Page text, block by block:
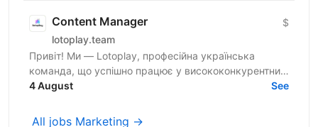
Content Manager
lotoplay.team
$
Привіт! Ми — Lotoplay, професійна українська
команда, що успішно працює у висококонкурентних
нішах. Ми нерозривно пов’язані з affiliate
4 August See
All jobs Marketing →